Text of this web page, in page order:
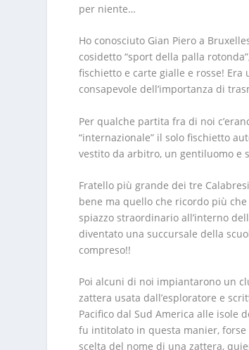
per niente…
Ho conosciuto Gian Piero a
cosidetto “sport della palla
fischietto e carte gialle e rosse!
consapevole dell’importanza di
Per qualche partita fra di noi
“internazionale” il solo fischietto
vestito da arbitro, un gentiluomo e
Fratello più grande dei tre
bene ma quello che ricordo più
spiazzo straordinario all’interno
diventato una succursale della
compreso!!
Poi alcuni di noi impiantarono un
zattera usata dall’esploratore e
Pacifico dal Sud America alle isole
fu intitolato in questa manier,
scelta del nome di una zattera,